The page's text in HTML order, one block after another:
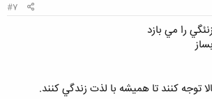
#7
را مي بازد
توجه كنند تا هميشه با لذت زندگي كنند.